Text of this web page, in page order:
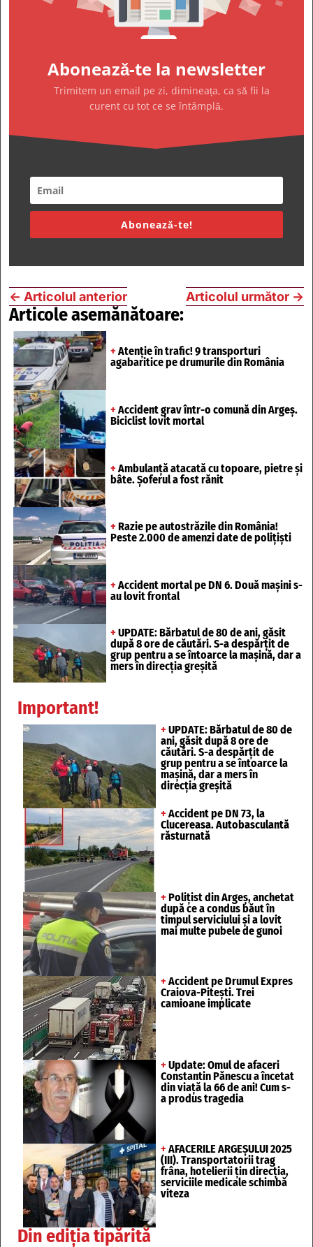
Abonează-te la newsletter
Trimitem un email pe zi, dimineața, ca să fii la
curent cu tot ce se întâmplă.
Abonează-te!
← Articolul anterior Articolul următor →
Articole asemănătoare:
+ Atenție în trafic! 9 transporturi
agabaritice pe drumurile din România
+ Accident grav într-o comună din Argeș.
Biciclist lovit mortal
+ Ambulanță atacată cu topoare, pietre și
bâte. Șoferul a fost rănit
+ Razie pe autostrăzile din România!
Peste 2.000 de amenzi date de polițiști
+ Accident mortal pe DN 6. Două mașini s-
au lovit frontal
+ UPDATE: Bărbatul de 80 de ani, găsit
după 8 ore de căutări. S-a despărțit de
grup pentru a se întoarce la mașină, dar a
mers în direcția greșită
Important!
+ UPDATE: Bărbatul de 80 de
ani, găsit după 8 ore de
căutări. S-a despărțit de
grup pentru a se întoarce la
mașină, dar a mers în
direcția greșită
+ Accident pe DN 73, la
Clucereasa. Autobasculantă
răsturnată
+ Polițist din Argeș, anchetat
după ce a condus băut în
timpul serviciului și a lovit
mai multe pubele de gunoi
+ Accident pe Drumul Expres
Craiova-Pitești. Trei
camioane implicate
+ Update: Omul de afaceri
Constantin Pănescu a încetat
din viață la 66 de ani! Cum s-
a produs tragedia
+ AFACERILE ARGEȘULUI 2025
(III). Transportatorii trag
frâna, hotelierii țin direcția,
serviciile medicale schimbă
viteza
Din ediția tipărită